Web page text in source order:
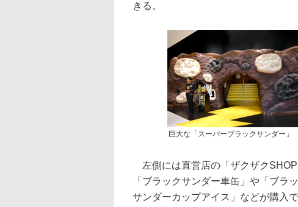
きる。
巨大な「スーパーブラックサンダー」
左側には直営店の「ザクザク
「ブラックサンダー車缶」や「ブラ
サンダーカップアイス」などが購入